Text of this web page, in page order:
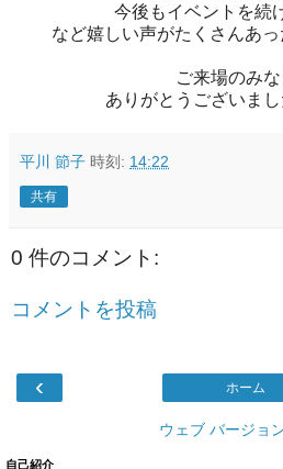
今後もイベントを続
など嬉しい声がたくさんあ
ご来場のみ
ありがとうございまし
平川 節子 時刻: 14:22
共有
0 件のコメント:
コメントを投稿
‹ ホーム
ウェブ バージョ
自己紹介